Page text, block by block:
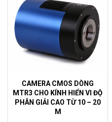
CAMERA CMOS DÒNG
MTR3 CHO KÍNH HIỂN VI ĐỘ
PHÂN GIẢI CAO TỪ 10 – 20
M